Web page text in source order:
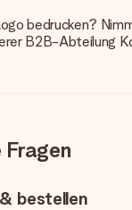
bedrucken?
B2B-Abteilung
bestellen